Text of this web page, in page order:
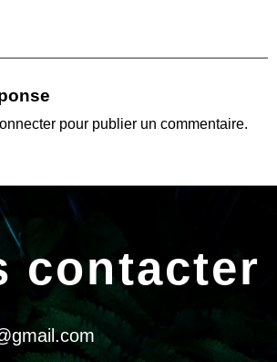
pour publier un commentaire.
contacter